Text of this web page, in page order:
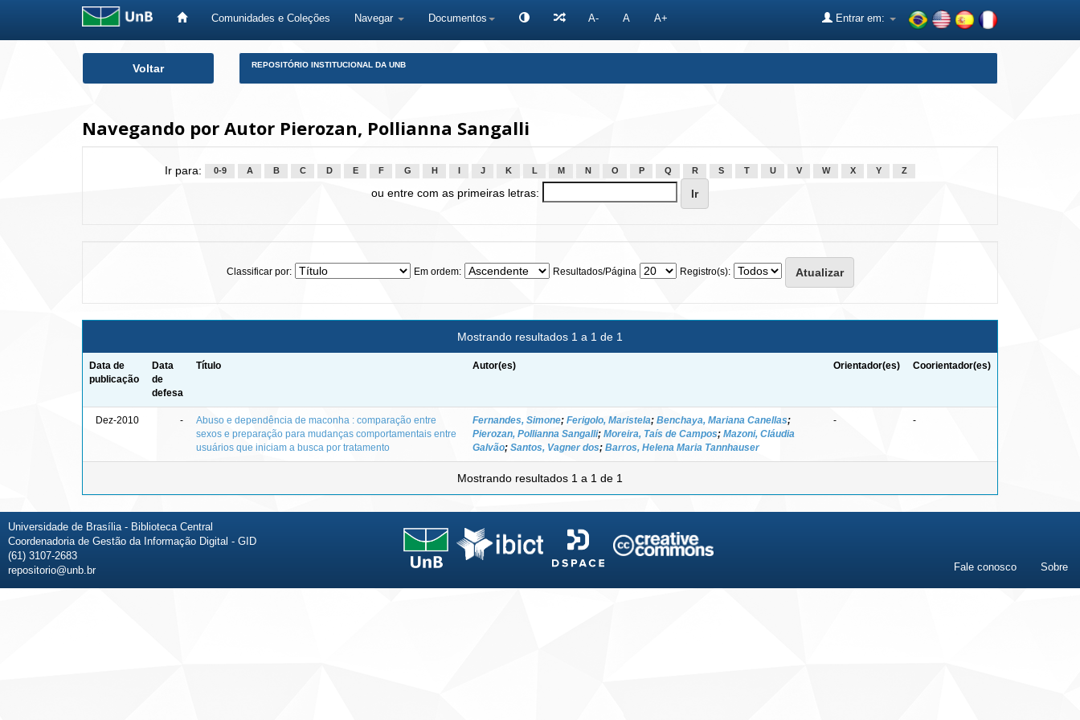
Comunidades e Coleções Navegar Documentos A- A A+ Entrar em:
Voltar REPOSITÓRIO INSTITUCIONAL DA UNB
Navegando por Autor Pierozan, Pollianna Sangalli
Ir para: 0-9 A B C D E F G H J K L M N O P Q R S T U V W X Y Z
ou entre com as primeiras letras:
Classificar por: Em ordem: Resultados/Página Registro(s):
Mostrando resultados 1 a 1 de 1
Data de
publicação
Data
de
defesa
Título Autor(es) Orientador(es) Coorientador(es)
Dez-2010 -
Abuso e dependência de maconha : comparação entre
sexos e preparação para mudanças comportamentais entre
usuários que iniciam a busca por tratamento
Fernandes, Simone; Ferigolo, Maristela; Benchaya, Mariana Canellas;
Pierozan, Pollianna Sangalli; Moreira, Taís de Campos; Mazoni, Cláudia
Galvão; Santos, Vagner dos; Barros, Helena Maria Tannhauser
- -
Mostrando resultados 1 a 1 de 1
Universidade de Brasília - Biblioteca Central
Coordenadoria de Gestão da Informação Digital - GID
(61) 3107-2683
repositorio@unb.br
Fale conosco Sobre